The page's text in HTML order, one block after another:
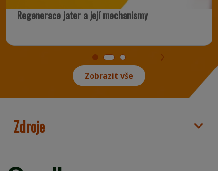
Regenerace jater a její mechanismy
Zobrazit vše
Zdroje